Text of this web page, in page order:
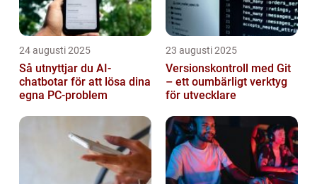
24 augusti 2025
Så utnyttjar du AI-
chatbotar för att lösa dina
egna PC-problem
23 augusti 2025
Versionskontroll med Git
– ett oumbärligt verktyg
för utvecklare